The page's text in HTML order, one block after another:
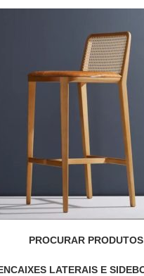
PROCURAR PRODUTOS
LATERAIS E